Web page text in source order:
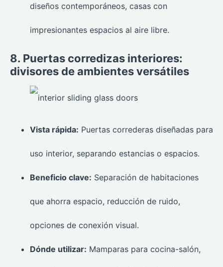
diseños contemporáneos, casas con
impresionantes espacios al aire libre.
8. Puertas corredizas interiores:
divisores de ambientes versátiles
Vista rápida: Puertas correderas diseñadas para
uso interior, separando estancias o espacios.
Beneficio clave: Separación de habitaciones
que ahorra espacio, reducción de ruido,
opciones de conexión visual.
Dónde utilizar: Mamparas para cocina-salón,